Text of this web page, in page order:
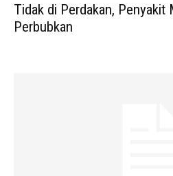
Tidak di Perdakan, Penyakit
Perbubkan